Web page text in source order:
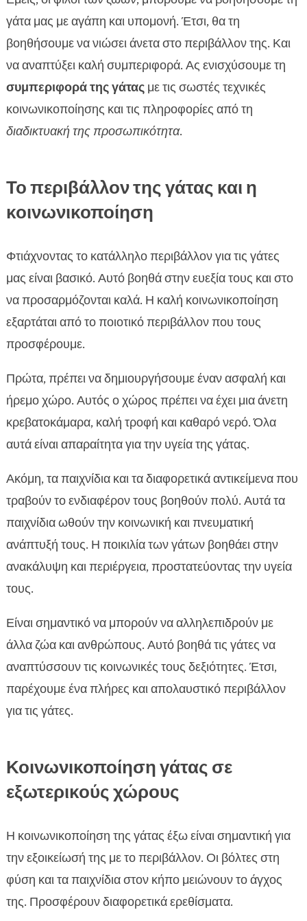
γάτα μας με αγάπη και υπομονή. Έτσι, θα τη
βοηθήσουμε να νιώσει άνετα στο περιβάλλον της. Και
να αναπτύξει καλή συμπεριφορά. Ας ενισχύσουμε τη
συμπεριφορά της γάταςμε τις σωστές τεχνικές
κοινωνικοποίησης και τις πληροφορίες από τη
διαδικτυακή της προσωπικότητα.
Το περιβάλλον της γάτας και η
κοινωνικοποίηση
Φτιάχνοντας το κατάλληλο περιβάλλον για τις γάτες
μας είναι βασικό. Αυτό βοηθά στην ευεξία τους και στο
να προσαρμόζονται καλά. Η καλή κοινωνικοποίηση
εξαρτάται από το ποιοτικό περιβάλλον που τους
προσφέρουμε.
Πρώτα, πρέπει να δημιουργήσουμε έναν ασφαλή και
ήρεμο χώρο. Αυτός ο χώρος πρέπει να έχει μια άνετη
κρεβατοκάμαρα, καλή τροφή και καθαρό νερό. Όλα
αυτά είναι απαραίτητα για την υγεία της γάτας.
Ακόμη, τα παιχνίδια και τα διαφορετικά αντικείμενα που
τραβούν το ενδιαφέρον τους βοηθούν πολύ. Αυτά τα
παιχνίδια ωθούν την κοινωνική και πνευματική
ανάπτυξή τους. Η ποικιλία των γάτων βοηθάει στην
ανακάλυψη και περιέργεια, προστατεύοντας την υγεία
τους.
Είναι σημαντικό να μπορούν να αλληλεπιδρούν με
άλλα ζώα και ανθρώπους. Αυτό βοηθά τις γάτες να
αναπτύσσουν τις κοινωνικές τους δεξιότητες. Έτσι,
παρέχουμε ένα πλήρες και απολαυστικό περιβάλλον
για τις γάτες.
Κοινωνικοποίηση γάτας σε
εξωτερικούς χώρους
Η κοινωνικοποίηση της γάτας έξω είναι σημαντική για
την εξοικείωσή της με το περιβάλλον. Οι βόλτες στη
φύση και τα παιχνίδια στον κήπο μειώνουν το άγχος
της. Προσφέρουν διαφορετικά ερεθίσματα.